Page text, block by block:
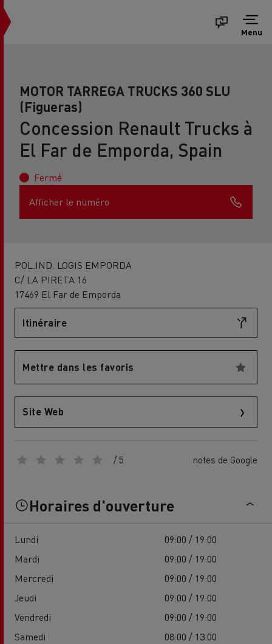
Menu
MOTOR TARREGA TRUCKS 360 SLU
(Figueras)
Concession Renault Trucks à
El Far de Emporda, Spain
Fermé
Afficher le numéro
POL.IND. LOGIS EMPORDA
C/ LA PIRETA 16
17469 El Far de Emporda
Itinéraire
Mettre dans les favoris
Site Web
/ 5 notes de Google
Horaires d'ouverture
Lundi
09:00 / 19:00
Mardi
09:00 / 19:00
Mercredi
09:00 / 19:00
Jeudi
09:00 / 19:00
Vendredi
09:00 / 19:00
Samedi
08:00 / 13:00